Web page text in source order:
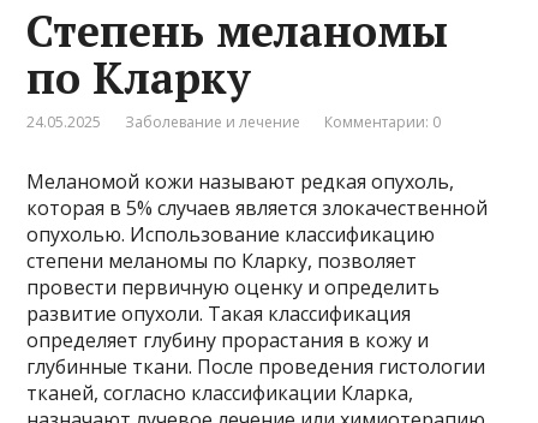
Степень меланомы
по Кларку
24.05.2025 Заболевание и лечение Комментарии: 0
Меланомой кожи называют редкая опухоль,
которая в 5% случаев является злокачественной
опухолью. Использование классификацию
степени меланомы по Кларку, позволяет
провести первичную оценку и определить
развитие опухоли. Такая классификация
определяет глубину прорастания в кожу и
глубинные ткани. После проведения гистологии
тканей, согласно классификации Кларка,